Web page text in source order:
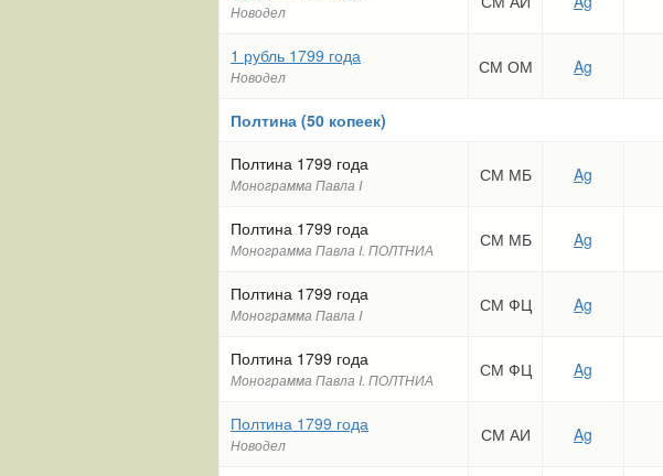
Новодел
1 рубль 1799 года
Новодел СМ ОМ Ag
Полтина (50 копеек)
Полтина 1799 года
Монограмма Павла I СМ МБ Ag
Полтина 1799 года
Монограмма Павла I. ПОЛТНИА СМ МБ Ag
Полтина 1799 года
Монограмма Павла I СМ ФЦ Ag
Полтина 1799 года
Монограмма Павла I. ПОЛТНИА СМ ФЦ Ag
Полтина 1799 года
Новодел СМ АИ Ag